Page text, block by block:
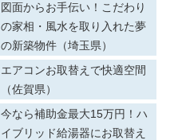
図面からお手伝い！こだわり
の家相・風水を取り入れた夢
の新築物件（埼玉県）
エアコンお取替えで快適空間
（佐賀県）
今なら補助金最大15万円！ハ
イブリッド給湯器にお取替え